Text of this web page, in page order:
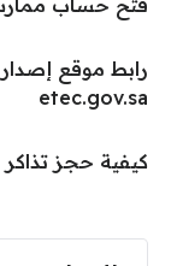
رابط موقع
etec.gov.sa
كيفية حجز تذاكر